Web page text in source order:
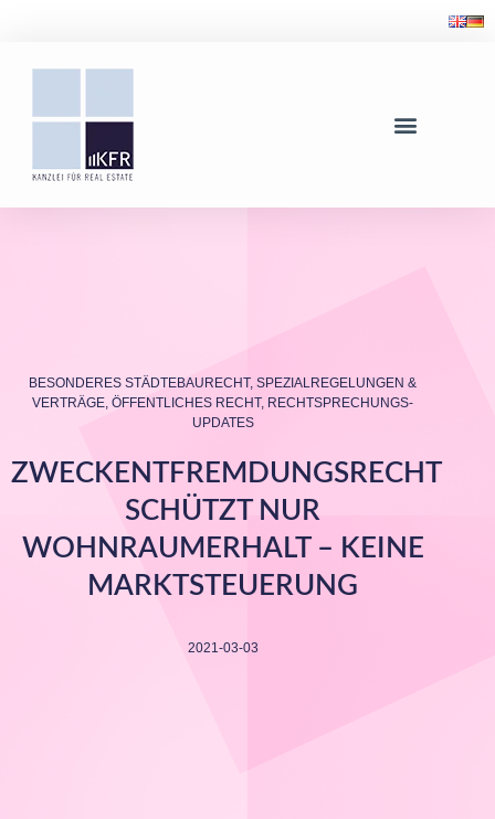
BESONDERES STÄDTEBAURECHT, SPEZIALREGELUNGEN &
VERTRÄGE,ÖFFENTLICHES RECHT, RECHTSPRECHUNGS-
UPDATES
ZWECKENTFREMDUNGSRECHT
SCHÜTZT NUR
WOHNRAUMERHALT – KEINE
MARKTSTEUERUNG
2021-03-03